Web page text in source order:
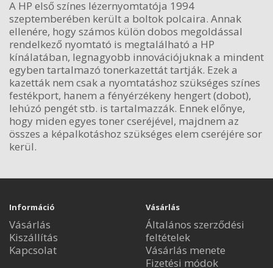
A HP első színes lézernyomtatója 1994
szeptemberében került a boltok polcaira. Annak
ellenére, hogy számos külön dobos megoldással
rendelkező nyomtató is megtalálható a HP
kínálatában, legnagyobb innovációjuknak a mindent
egyben tartalmazó tonerkazettát tartják. Ezek a
kazetták nem csak a nyomtatáshoz szükséges színes
festékport, hanem a fényérzékeny hengert (dobot),
lehúzó pengét stb. is tartalmazzák. Ennek előnye,
hogy miden egyes toner cseréjével, majdnem az
összes a képalkotáshoz szükséges elem cseréjére sor
kerül.
Információ
Vásárlás
Kiszállítás
Kapcsolat
Vásárlás
Általános szerződési
feltételek
Vásárlás menete
Fizetési módok